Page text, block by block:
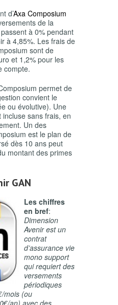
d’Axa Composium
de la
à 0% pendant
à 4,85%. Les frais de
sont de
et 1,2% pour les
compte.
permet de
convient le
ou évolutive). Une
sans frais, en
Un des
est le plan de
dès 10 ans peut
montant des primes
GAN
Les chiffres
en bref:
Dimension
Avenir est un
contrat
d’assurance vie
mono support
qui requiert des
versements
périodiques
mois (ou